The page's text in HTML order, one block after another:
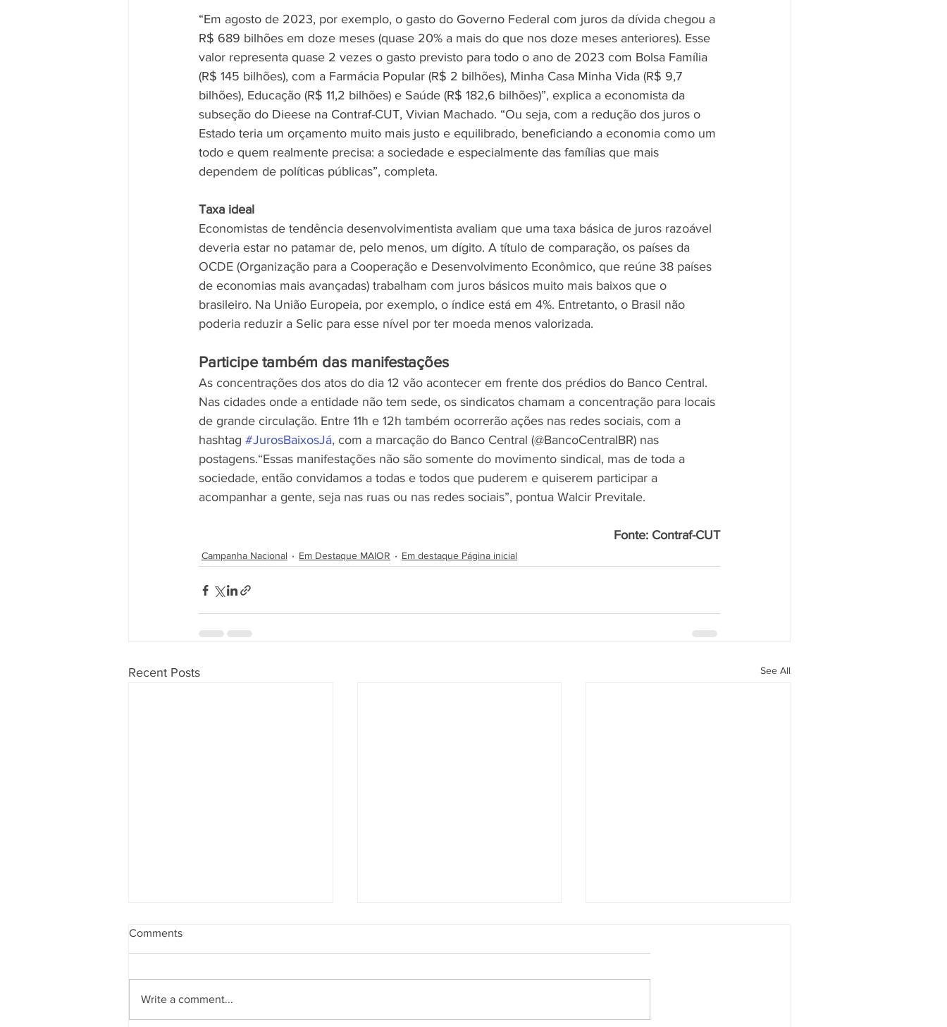
“Em agosto de 2023, por exemplo, o gasto do Governo Federal com juros da dívida chegou a
R$ 689 bilhões em doze meses (quase 20% a mais do que nos doze meses anteriores). Esse
valor representa quase 2 vezes o gasto previsto para todo o ano de 2023 com Bolsa Família
(R$ 145 bilhões), com a Farmácia Popular (R$ 2 bilhões), Minha Casa Minha Vida (R$ 9,7
bilhões), Educação (R$ 11,2 bilhões) e Saúde (R$ 182,6 bilhões)”, explica a economista da
subseção do Dieese na Contraf-CUT, Vivian Machado. “Ou seja, com a redução dos juros o
Estado teria um orçamento muito mais justo e equilibrado, beneficiando a economia como um
todo e quem realmente precisa: a sociedade e especialmente das famílias que mais
dependem de políticas públicas”, completa.
Taxa ideal
Economistas de tendência desenvolvimentista avaliam que uma taxa básica de juros razoável
deveria estar no patamar de, pelo menos, um dígito. A título de comparação, os países da
OCDE (Organização para a Cooperação e Desenvolvimento Econômico, que reúne 38 países
de economias mais avançadas) trabalham com juros básicos muito mais baixos que o
brasileiro. Na União Europeia, por exemplo, o índice está em 4%. Entretanto, o Brasil não
poderia reduzir a Selic para esse nível por ter moeda menos valorizada.
Participe também das manifestações
As concentrações dos atos do dia 12 vão acontecer em frente dos prédios do Banco Central.
Nas cidades onde a entidade não tem sede, os sindicatos chamam a concentração para locais
de grande circulação. Entre 11h e 12h também ocorrerão ações nas redes sociais, com a
hashtag #JurosBaixosJá, com a marcação do Banco Central (@BancoCentralBR) nas
postagens.“Essas manifestações não são somente do movimento sindical, mas de toda a
sociedade, então convidamos a todas e todos que puderem e quiserem participar a
acompanhar a gente, seja nas ruas ou nas redes sociais”, pontua Walcir Previtale.
Fonte: Contraf-CUT
Campanha Nacional Em Destaque MAIOR Em destaque Página inicial
Recent Posts See All
Comments
Write a comment...